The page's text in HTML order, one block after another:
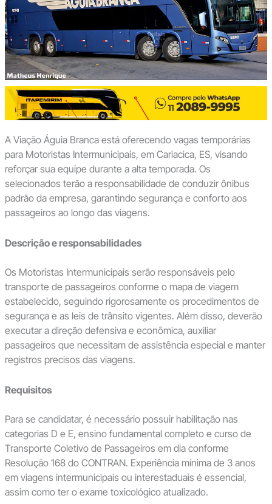
A Viação Águia Branca está oferecendo vagas temporárias
para Motoristas Intermunicipais, em Cariacica, ES, visando
reforçar sua equipe durante a alta temporada. Os
selecionados terão a responsabilidade de conduzir ônibus
padrão da empresa, garantindo segurança e conforto aos
passageiros ao longo das viagens.
Descrição e responsabilidades
Os Motoristas Intermunicipais serão responsáveis pelo
transporte de passageiros conforme o mapa de viagem
estabelecido, seguindo rigorosamente os procedimentos de
segurança e as leis de trânsito vigentes. Além disso, deverão
executar a direção defensiva e econômica, auxiliar
passageiros que necessitam de assistência especial e manter
registros precisos das viagens.
Requisitos
Para se candidatar, é necessário possuir habilitação nas
categorias D e E, ensino fundamental completo e curso de
Transporte Coletivo de Passageiros em dia conforme
Resolução 168 do CONTRAN. Experiência mínima de 3 anos
em viagens intermunicipais ou interestaduais é essencial,
assim como ter o exame toxicológico atualizado.